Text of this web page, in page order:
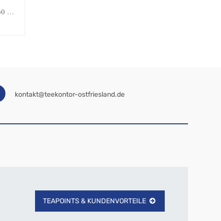
ml,
kontakt@teekontor-ostfriesland.de
TEAPOINTS & KUNDENVORTEILE